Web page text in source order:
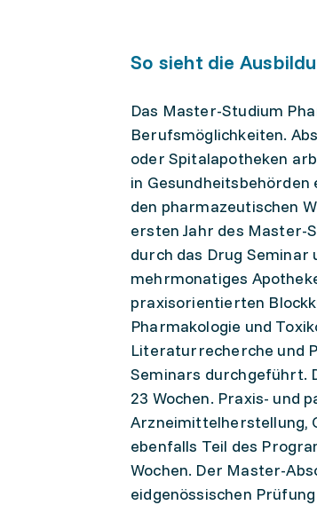
So sieht die
Das Master-Studium
Berufsmöglichkeiten.
oder Spitalapotheken
in
den pharmazeutischen
ersten Jahr des Master-
durch das Drug
mehrmonatiges
praxisorientierten
Pharmakologie und
Literaturrecherche und
Seminars durchgeführt.
23 Wochen. Praxis- und
Arzneimittelherstellung,
ebenfalls Teil des
Wochen. Der Master-
eidgenössischen